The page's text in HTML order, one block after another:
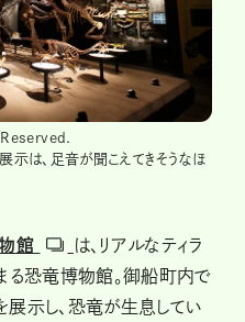
示は、足音が聞こえてきそうなほ
館
は、リアルなティラ
る恐竜博物館。御船町内で
示し、恐竜が生息してい